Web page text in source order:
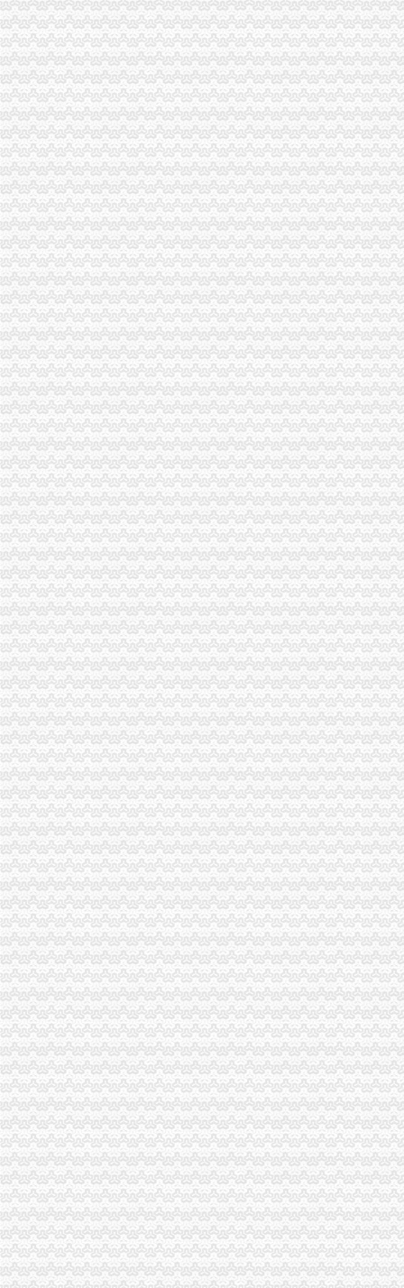
南岸区公司增资
重庆南岸汽车押不押车
早报网
中房地产4亿获重庆南岸一宗地-财急送网|钱坤投资|投资顾问|投顾服务
对海南保亭南繁种业高技术产业基地有限公司增资暨对重庆中一种业
【重庆永伦工商咨询事务所】-重庆工商注册-今题市场通